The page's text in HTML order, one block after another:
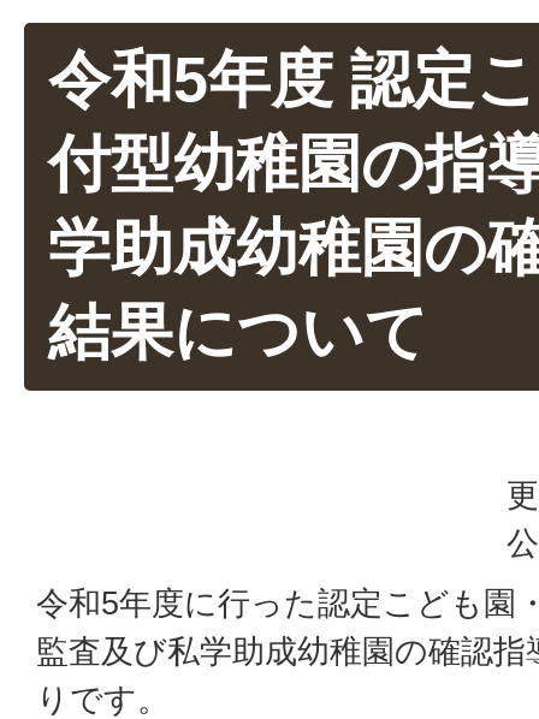
令和5年度 認定
付型幼稚園の指
学助成幼稚園の
結果について
令和5年度に行った認定こども園
監査及び私学助成幼稚園の確認
りです。